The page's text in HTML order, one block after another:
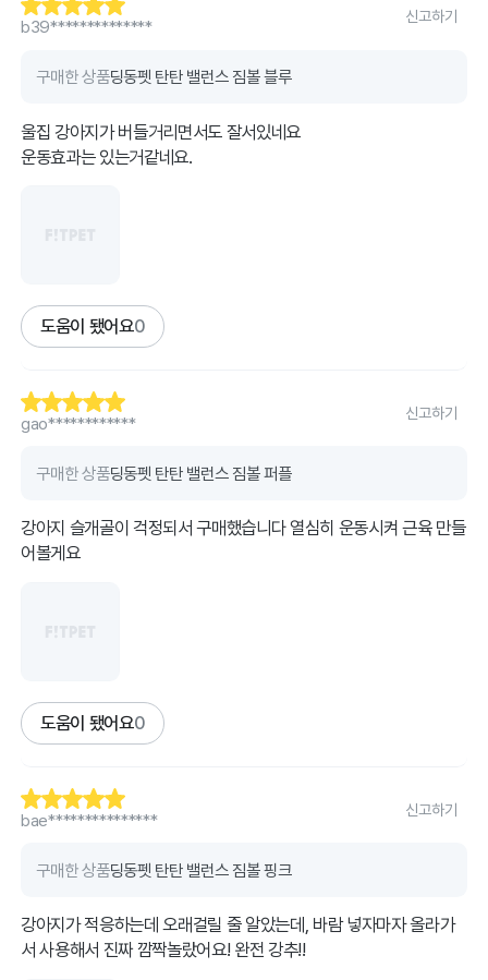
b39**************
신고하기
구매한 상품딩동펫 탄탄 밸런스 짐볼 블루
울집 강아지가 버들거리면서도 잘서있네요
운동효과는 있는거같네요.
도움이 됐어요0
gao************
신고하기
구매한 상품딩동펫 탄탄 밸런스 짐볼 퍼플
강아지 슬개골이 걱정되서 구매했습니다 열심히 운동시켜 근육 만들
어볼게요
도움이 됐어요0
bae***************
신고하기
구매한 상품딩동펫 탄탄 밸런스 짐볼 핑크
강아지가 적응하는데 오래걸릴 줄 알았는데, 바람 넣자마자 올라가
서 사용해서 진짜 깜짝놀랐어요! 완전 강추!!